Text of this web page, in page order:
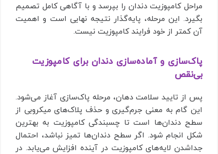
مراحل کامپوزیت دندان را بپرسد و با آگاهی کامل تصمیم
بگیرد. این مرحله، پایه‌گذار نتیجه نهایی است و اهمیت
آن کمتر از خود فرایند کامپوزیت نیست.
پاک‌سازی و آماده‌سازی دندان برای کامپوزیت
بی‌نقص
پس از تایید سلامت دهان، مرحله پاک‌سازی آغاز می‌شود.
این گام به معنی جرم‌گیری و حذف پلاک‌های میکروبی از
سطح دندان‌ها است تا چسبندگی کامپوزیت به بهترین
شکل انجام شود. اگر سطح دندان‌ها تمیز نباشد، احتمال
جداشدن لایه‌های کامپوزیت در آینده افزایش می‌یابد. در